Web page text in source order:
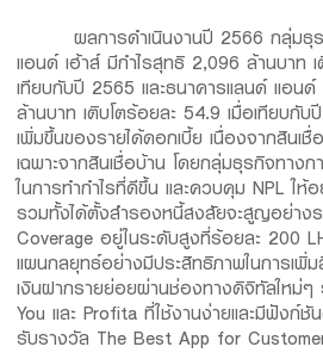
ผลการดำเนินงานปี 2566 กลุ่มธุรกิ
แอนด์ เฮ้าส์ มีกำไรสุทธิ 2,096 ล้านบาท
เทียบกับปี 2565 และธนาคารแลนด์ แอนด์
ล้านบาท เติบโตร้อยละ 54.9 เมื่อเทียบกั
เพิ่มขึ้นของรายได้ดอกเบี้ย เนื่องจากสินเชื่
เฉพาะจากสินเชื่อบ้าน โดยกลุ่มธุรกิจทาง
ในการทำกำไรที่ดีขึ้น และควบคุม NPL ให้
รวมทั้งได้ตั้งสำรองหนี้สงสัยจะสูญอย่างร
Coverage อยู่ในระดับสูงที่ร้อยละ 200
แผนกลยุทธ์อย่างมีประสิทธิภาพในการเพิ่
เงินฝากรายย่อยผ่านช่องทางดิจิทัลใหม่ๆ
You และ Profita ที่ใช้งานง่ายและมีฟังก์
รับรางวัล The Best App for